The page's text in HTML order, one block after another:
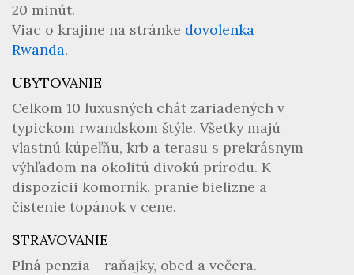
20 minút.
Viac o krajine na stránke dovolenka
Rwanda.
UBYTOVANIE
Celkom 10 luxusných chát zariadených v
typickom rwandskom štýle. Všetky majú
vlastnú kúpeľňu, krb a terasu s prekrásnym
výhľadom na okolitú divokú prírodu. K
dispozícii komorník, pranie bielizne a
čistenie topánok v cene.
STRAVOVANIE
Plná penzia - raňajky, obed a večera.